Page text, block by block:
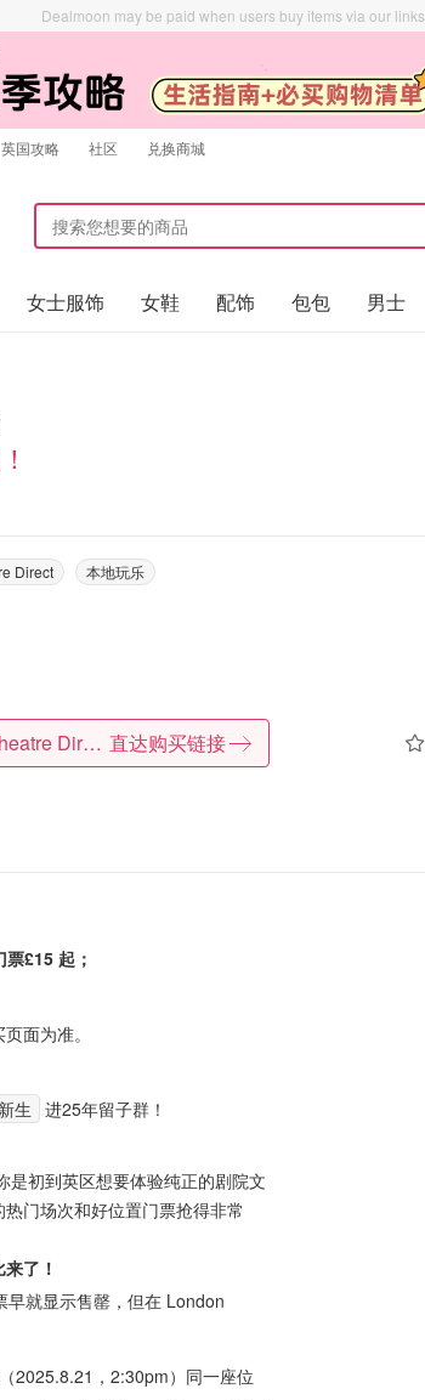
Dealmoon may be paid when users buy items via our links.
英国攻略 社区 兑换商城
女士服饰 女鞋 配饰 包包 男士
Direct 本地玩乐
London Theatre Direct 直达购买链接
票£15 起；
面为准。
新生 进25年留子群！
初到英区想要体验纯正的剧院文
门场次和好位置门票抢得非常
了！
就显示售罄，但在 London
2025.8.21，2:30pm）同一座位